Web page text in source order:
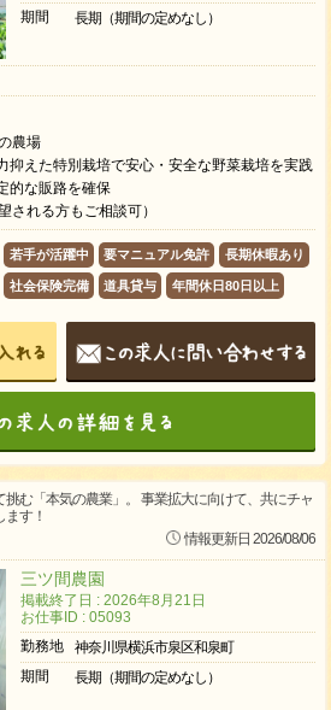
期間
長期（期間の定めなし）
農場
えた特別栽培で安心・安全な野菜栽培を実践
的な販路を確保
れる方もご相談可）
若手が活躍中 要マニュアル免許 長期休暇あり
社会保険完備 道具貸与 年間休日80日以上
む「本気の農業」。 事業拡大に向けて、共にチャ
す！
情報更新日 2026/08/06
三ツ間農園
掲載終了日 : 2026年8月21日
お仕事ID : 05093
勤務地
神奈川県横浜市泉区和泉町
期間
長期（期間の定めなし）